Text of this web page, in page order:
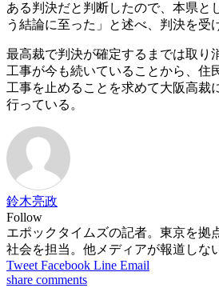
ある判決だと判断したので、本県と
う結論に至った」と述べ、判決を受
最高裁で判決が確定するまでは取り
工事が今も続いていることから、住
工事を止めることを求めて大阪高裁
行っている。
鈴木亮政
Follow
エポックタイムズの記者。東京を拠
社会を担当。他メディアが報道しな
Tweet Facebook Line Email
share comments